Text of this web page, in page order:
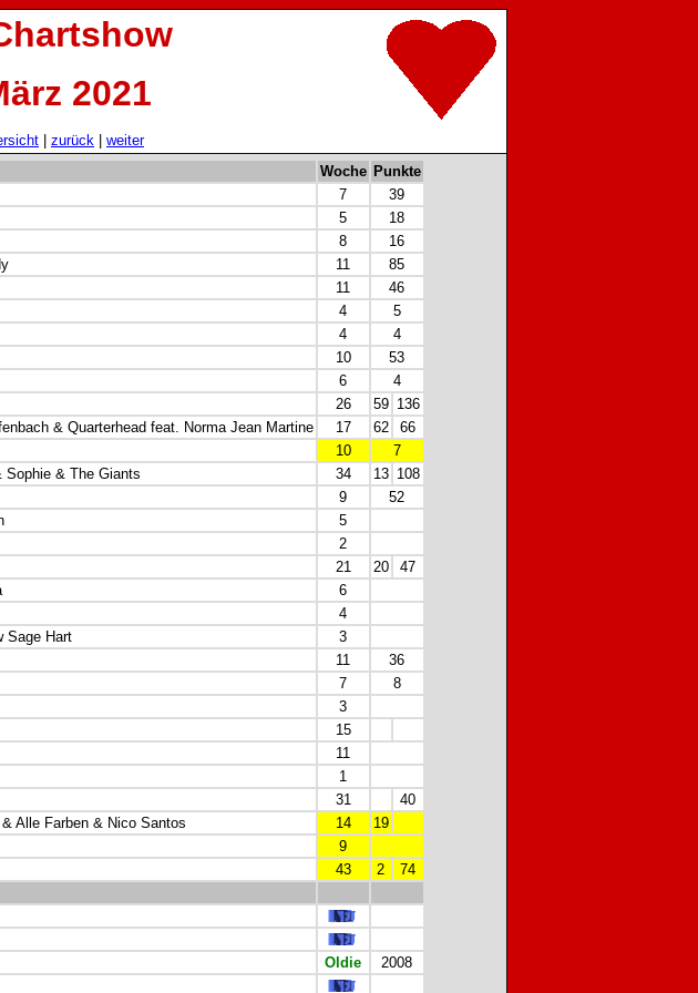
2021
zurück
weiter
Woche Punkte
7
39
5
18
8
16
11
85
11
46
4
5
4
4
10
53
6
4
26 59 136
& Quarterhead feat. Norma Jean Martine 17 62
66
10
7
Sophie & The Giants 34 13 108
9
52
5
2
21 20
47
6
4
Sage Hart
3
11
36
7
8
3
15
11
1
31
40
Alle Farben & Nico Santos 14
19
9
43 2
74
Oldie
2008